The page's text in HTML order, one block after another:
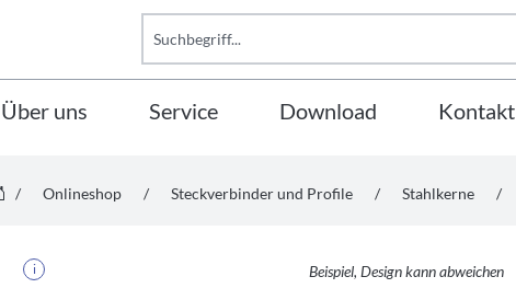
Über uns Service Download Kontakt
/ Onlineshop / Steckverbinder und Profile / Stahlkerne /
i Beispiel, Design kann abweichen